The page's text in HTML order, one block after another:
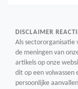
DISCLAIMER
Als
de meningen van
artikels op onze
dit op een volwassen
persoonlijke